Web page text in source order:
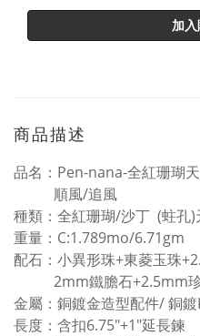
加
商品描述
品名：Pen-nana-全紅珊瑚
順風/追風
種類：全紅珊瑚/沙丁 (蛀孔)
重量：C:1.789mo/6.71gm
配石：小異形珠+東菱玉珠
2mm鐵膽石+2.5mm
金屬：銅鍍金造型配件/ 銅鍍
長度：含扣6.75"+1"延長鍊